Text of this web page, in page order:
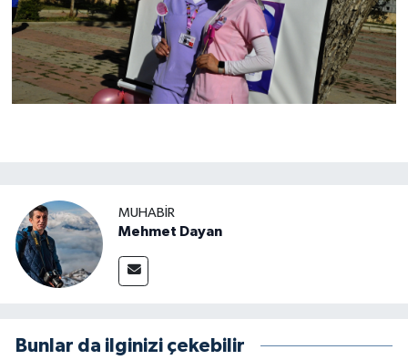
MUHABIR
Mehmet Dayan
Bunlar da ilginizi çekebilir